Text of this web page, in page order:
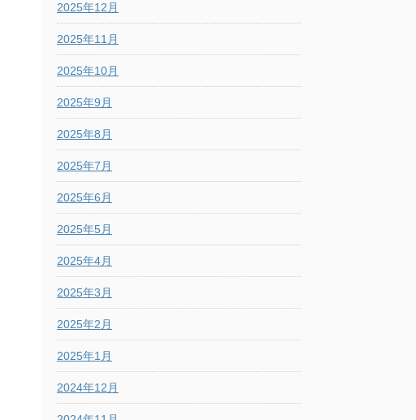
2025年12月
2025年11月
2025年10月
2025年9月
2025年8月
2025年7月
2025年6月
2025年5月
2025年4月
2025年3月
2025年2月
2025年1月
2024年12月